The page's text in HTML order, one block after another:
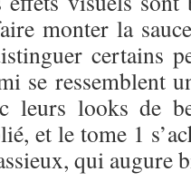
monter la
certains
se ressemblent
leurs looks de
et le tome 1
qui augure